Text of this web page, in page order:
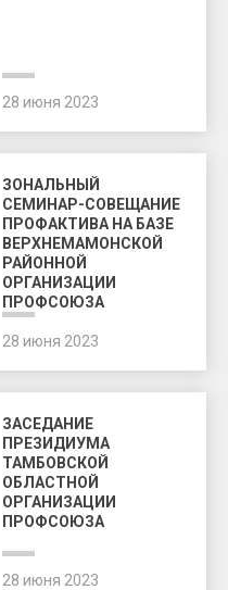
28 июня 2023
ЗОНАЛЬНЫЙ
СЕМИНАР-СОВЕЩАНИЕ
ПРОФАКТИВА НА БАЗЕ
ВЕРХНЕМАМОНСКОЙ
РАЙОННОЙ
ОРГАНИЗАЦИИ
ПРОФСОЮЗА
28 июня 2023
ЗАСЕДАНИЕ
ПРЕЗИДИУМА
ТАМБОВСКОЙ
ОБЛАСТНОЙ
ОРГАНИЗАЦИИ
ПРОФСОЮЗА
28 июня 2023